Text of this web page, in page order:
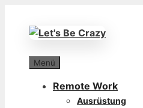
Inhalt
springen
Menü
Remote Work
Ausrüstung